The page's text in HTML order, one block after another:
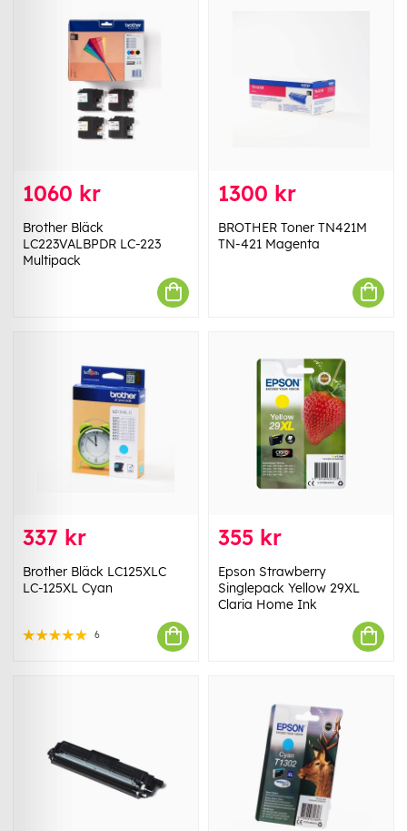
1060 kr
Brother Bläck
LC223VALBPDR LC-223
Multipack
1300 kr
BROTHER Toner TN421M
TN-421 Magenta
337 kr
Brother Bläck LC125XLC
LC-125XL Cyan
6
355 kr
Epson Strawberry
Singlepack Yellow 29XL
Claria Home Ink